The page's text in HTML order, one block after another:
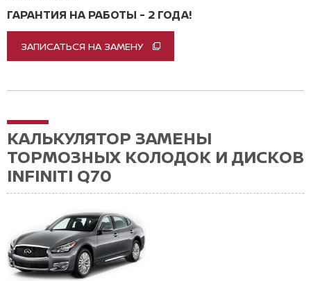
ГАРАНТИЯ НА РАБОТЫ - 2 ГОДА!
ЗАПИСАТЬСЯ НА ЗАМЕНУ
КАЛЬКУЛЯТОР ЗАМЕНЫ
ТОРМОЗНЫХ КОЛОДОК И ДИСКОВ
INFINITI Q70